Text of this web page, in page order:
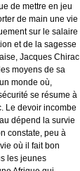
de mettre en jeu
de main une vie
sur le salaire
et de la sagesse
Jacques Chirac
moyens de sa
monde où,
se résume à
Le devoir incombe
dépend la survie
constate, peu à
où il fait bon
les jeunes